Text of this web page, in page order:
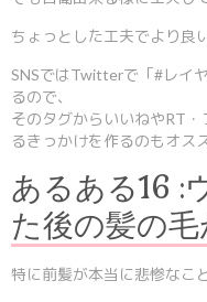
ちょっとした工夫でより良
SNSではTwitterで「#レイ
るので、
そのタグからいいねやRT
るきっかけを作るのもオス
あるある16 :
た後の髪の
特に前髪が本当に悲惨なこ